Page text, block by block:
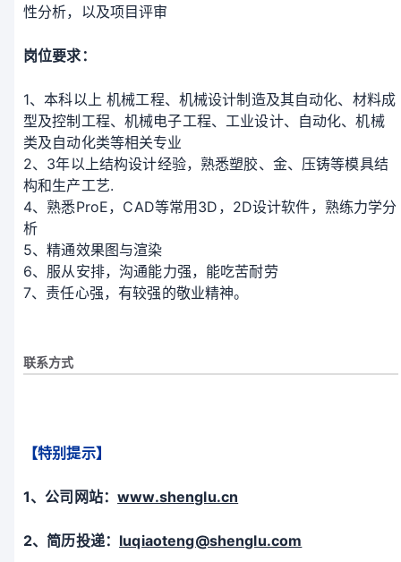
性分析，以及项目评审
岗位要求：
1、本科以上 机械工程、机械设计制造及其自动化、材料成
型及控制工程、机械电子工程、工业设计、自动化、机械
类及自动化类等相关专业
2、3年以上结构设计经验，熟悉塑胶、金、压铸等模具结
构和生产工艺.
4、熟悉ProE，CAD等常用3D，2D设计软件，熟练力学分
析
5、精通效果图与渲染
6、服从安排，沟通能力强，能吃苦耐劳
7、责任心强，有较强的敬业精神。
联系方式
【特别提示】
1、公司网站：www.shenglu.cn
2、简历投递： luqiaoteng@shenglu.com